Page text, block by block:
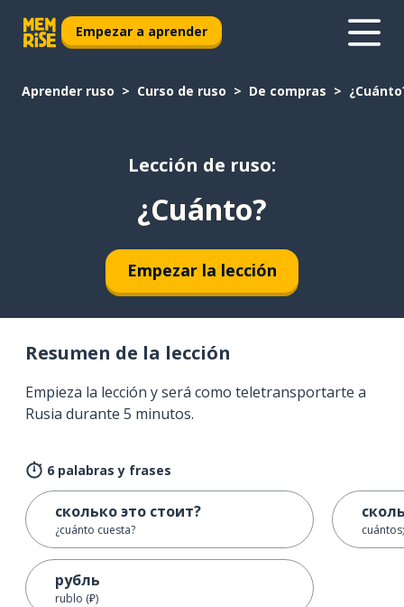
Empezar a aprender
Aprender ruso Curso de ruso De compras
Lección de ruso:
¿Cuánto?
Empezar la lección
Resumen de la lección
Empieza la lección y será como teletransportarte a
Rusia durante 5 minutos.
6 palabras y frases
сколько это стоит?
¿cuánto cuesta?
рубль
rublo (₽)